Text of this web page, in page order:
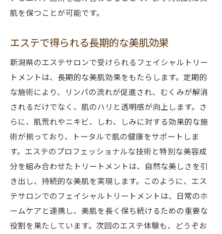
肌を保つことが可能です。
エステで得られる長期的な美肌効果
新潟県のエステサロンで受けられるフェイシャルトリー
トメントは、長期的な美肌効果をもたらします。定期的
な施術により、リンパの流れが促進され、むくみが解消
されるだけでなく、肌のハリと透明感が向上します。さ
らに、肌荒れやニキビ、しわ、しみに対する効果的な施
術が揃っており、トータルで肌の健康をサポートしま
す。エステのプロフェッショナルな技術と特別な美容成
分を組み合わせたトリートメントは、自然な美しさを引
き出し、持続的な美肌を実現します。このように、エス
テサロンでのフェイシャルトリートメントは、日常のホ
ームケアと連携し、美肌を長く保ち続けるための重要な
役割を果たしています。次回のエステ体験も、どうぞお